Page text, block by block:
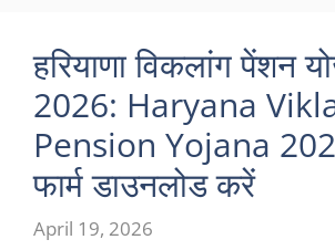
हरियाणा विकलांग पेंशन
2026: Haryana
Pension Yojana
फार्म डाउनलोड करें
April 19, 2026